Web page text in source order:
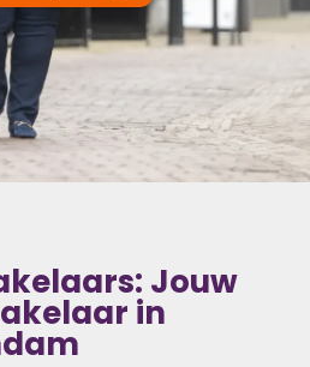
Jouw
in